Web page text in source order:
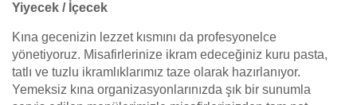
Yiyecek / İçecek
Kına gecenizin lezzet kısmını da profesyonelce
yönetiyoruz. Misafirlerinize ikram edeceğiniz kuru pasta,
tatlı ve tuzlu ikramlıklarımız taze olarak hazırlanıyor.
Yemeksiz kına organizasyonlarınızda şık bir sunumla